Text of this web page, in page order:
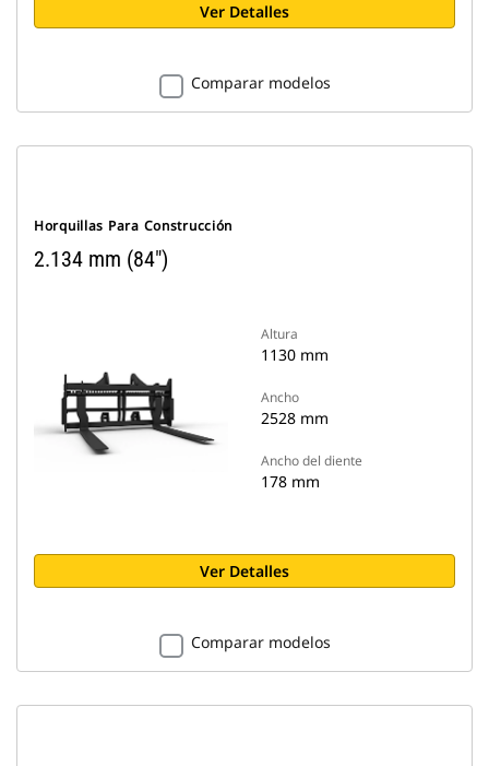
Ver Detalles
Comparar modelos
Horquillas Para Construcción
2.134 mm (84")
Altura
1130 mm
Ancho
2528 mm
Ancho del diente
178 mm
Ver Detalles
Comparar modelos